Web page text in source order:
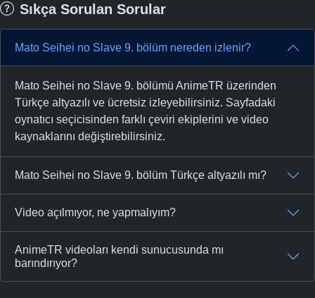
Sıkça Sorulan Sorular
Mato Seihei no Slave 9. bölüm nereden izlenir?
Mato Seihei no Slave 9. bölümü AnimeTR üzerinden
Türkçe altyazılı ve ücretsiz izleyebilirsiniz. Sayfadaki
oynatıcı seçicisinden farklı çeviri ekiplerini ve video
kaynaklarını değiştirebilirsiniz.
Mato Seihei no Slave 9. bölüm Türkçe altyazılı mı?
Video açılmıyor, ne yapmalıyım?
AnimeTR videoları kendi sunucusunda mı
barındırıyor?